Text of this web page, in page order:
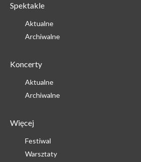
Spektakle
Aktualne
Archiwalne
Koncerty
Aktualne
Archiwalne
Więcej
Festiwal
Warsztaty